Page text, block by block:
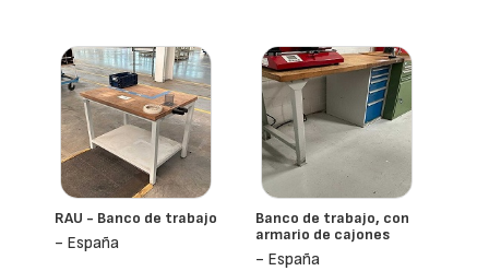
RAU - Banco de trabajo
- España
Banco de trabajo, con
armario de cajones
- España